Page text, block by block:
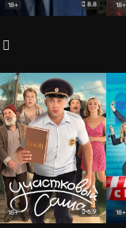
18+ 8.8 18+
18+ 6.9 18+